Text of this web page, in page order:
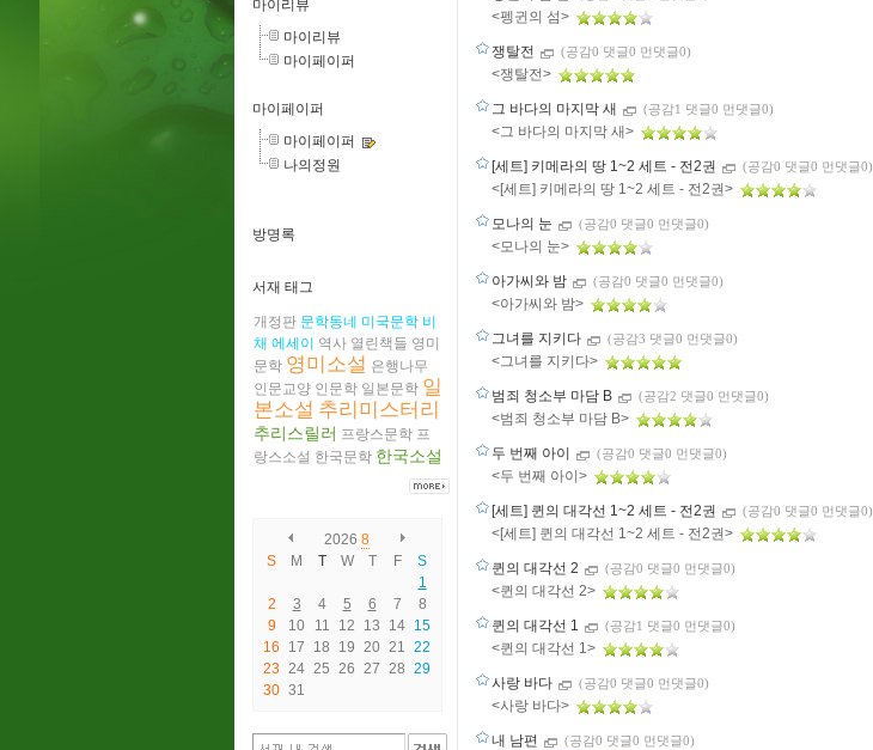
마이리뷰
마이리뷰
마이페이퍼
마이페이퍼
마이페이퍼
나의정원
방명록
서재 태그
개정판 문학동네 미국문학 비
채 에세이 역사 열린책들 영미
문학 영미소설 은행나무
인문교양 인문학 일본문학 일
본소설 추리미스터리
추리스릴러 프랑스문학 프
랑스소설 한국문학 한국소설
2026 8
S
M T W T F
S
1
2
3 4 5 6 7
8
9
10 11 12 13 14 15
16
17 18 19 20 21 22
23 24 25 26 27 28 29
30 31
<펭귄의 섬>
쟁탈전 (공감0 댓글0 먼댓글0)
<쟁탈전>
그 바다의 마지막 새 (공감1 댓글0 먼댓글0)
<그 바다의 마지막 새>
[세트] 키메라의 땅 1~2 세트 - 전2권 (공감0 댓글0 먼댓글0)
<[세트] 키메라의 땅 1~2 세트 - 전2권>
모나의 눈 (공감0 댓글0 먼댓글0)
<모나의 눈>
아가씨와 밤 (공감0 댓글0 먼댓글0)
<아가씨와 밤>
그녀를 지키다 (공감3 댓글0 먼댓글0)
<그녀를 지키다>
범죄 청소부 마담 B (공감2 댓글0 먼댓글0)
<범죄 청소부 마담 B>
두 번째 아이 (공감0 댓글0 먼댓글0)
<두 번째 아이>
[세트] 퀸의 대각선 1~2 세트 - 전2권 (공감0 댓글0 먼댓글0)
<[세트] 퀸의 대각선 1~2 세트 - 전2권>
퀸의 대각선 2 (공감0 댓글0 먼댓글0)
<퀸의 대각선 2>
퀸의 대각선 1 (공감1 댓글0 먼댓글0)
<퀸의 대각선 1>
사랑 바다 (공감0 댓글0 먼댓글0)
<사랑 바다>
내 남편 (공감0 댓글0 먼댓글0)